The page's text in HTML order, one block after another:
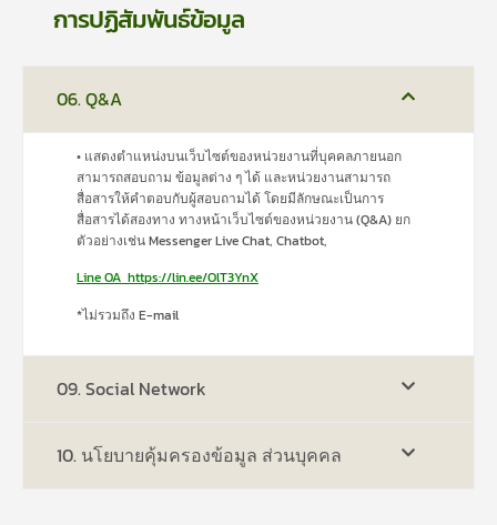
การปฏิสัมพันธ์ข้อมูล
06. Q&A
• แสดงตำแหน่งบนเว็บไซต์ของหน่วยงานที่บุคคลภายนอก
สามารถสอบถาม ข้อมูลต่าง ๆ ได้ และหน่วยงานสามารถ
สื่อสารให้คำตอบกับผู้สอบถามได้ โดยมีลักษณะเป็นการ
สื่อสารได้สองทาง ทางหน้าเว็บไซต์ของหน่วยงาน (Q&A) ยก
ตัวอย่างเช่น Messenger Live Chat, Chatbot,
Line OA https://lin.ee/OlT3YnX
*ไม่รวมถึง E-mail
09. Social Network
10. นโยบายคุ้มครองข้อมูล ส่วนบุคคล